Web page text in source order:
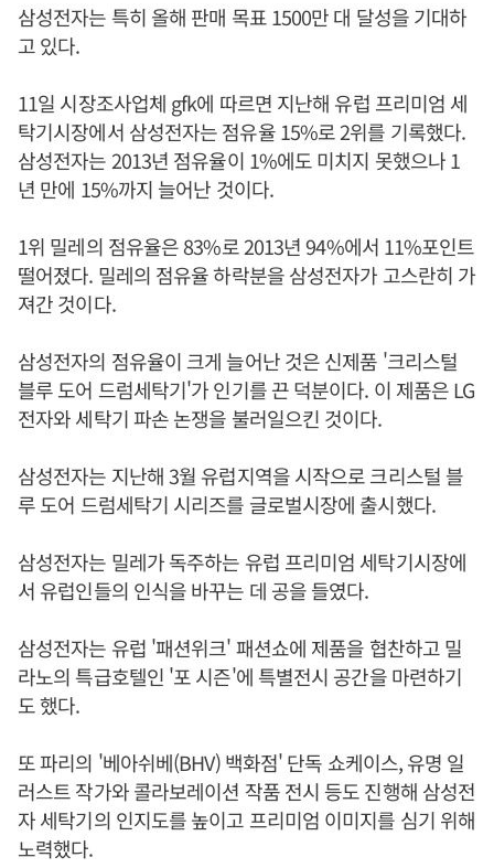
삼성전자는 특히 올해 판매 목표 1500만 대 달성을 기대하
고 있다.
11일 시장조사업체 gfk에 따르면 지난해 유럽 프리미엄 세
탁기시장에서 삼성전자는 점유율 15%로 2위를 기록했다.
삼성전자는 2013년 점유율이 1%에도 미치지 못했으나 1
년 만에 15%까지 늘어난 것이다.
1위 밀레의 점유율은 83%로 2013년 94%에서 11%포인트
떨어졌다. 밀레의 점유율 하락분을 삼성전자가 고스란히 가
져간 것이다.
삼성전자의 점유율이 크게 늘어난 것은 신제품 '크리스털
블루 도어 드럼세탁기'가 인기를 끈 덕분이다. 이 제품은 LG
전자와 세탁기 파손 논쟁을 불러일으킨 것이다.
삼성전자는 지난해 3월 유럽지역을 시작으로 크리스털 블
루 도어 드럼세탁기 시리즈를 글로벌시장에 출시했다.
삼성전자는 밀레가 독주하는 유럽 프리미엄 세탁기시장에
서 유럽인들의 인식을 바꾸는 데 공을 들였다.
삼성전자는 유럽 '패션위크' 패션쇼에 제품을 협찬하고 밀
라노의 특급호텔인 '포 시즌'에 특별전시 공간을 마련하기
도 했다.
또 파리의 '베아쉬베(BHV) 백화점' 단독 쇼케이스, 유명 일
러스트 작가와 콜라보레이션 작품 전시 등도 진행해 삼성전
자 세탁기의 인지도를 높이고 프리미엄 이미지를 심기 위해
노력했다.